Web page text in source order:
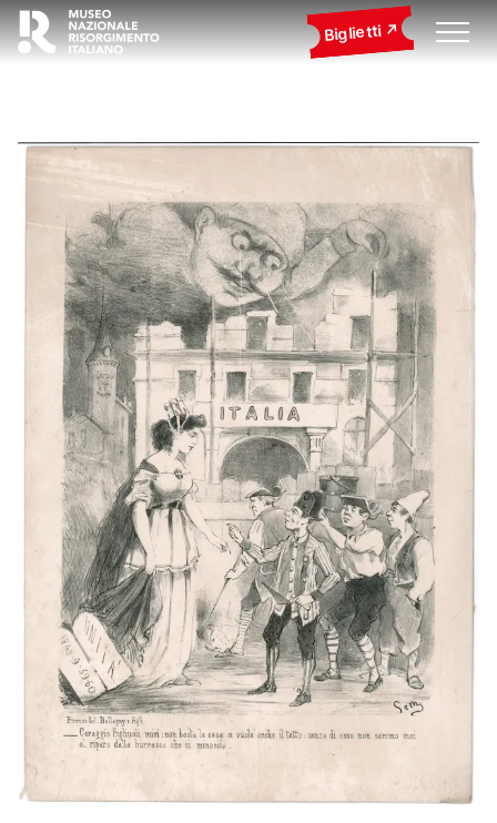
Biglietti